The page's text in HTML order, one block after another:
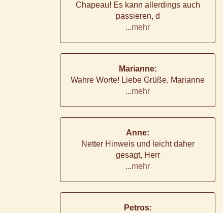
Chapeau! Es kann allerdings auch
passieren, d
...mehr
Marianne:
Wahre Worte! Liebe Grüße, Marianne
...mehr
Anne:
Netter Hinweis und leicht daher
gesagt, Herr
...mehr
Petros: